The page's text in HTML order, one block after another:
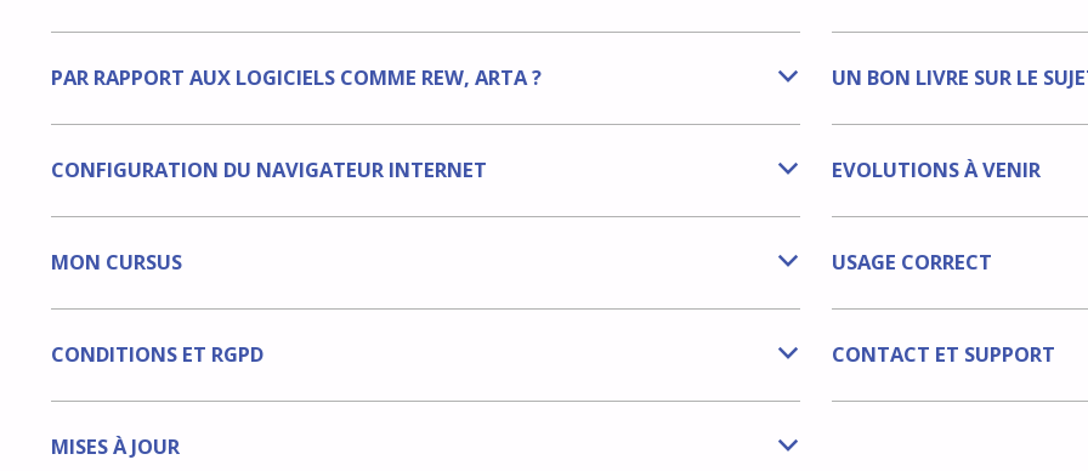
b
PAR RAPPORT AUX LOGICIELS COMME REW, ARTA ? UN BON LIVRE SUR LE
b
CONFIGURATION DU NAVIGATEUR INTERNET EVOLUTIONS À VENIR
b
MON CURSUS USAGE CORRECT
b
CONDITIONS ET RGPD CONTACT ET SUPPORT
b
MISES À JOUR